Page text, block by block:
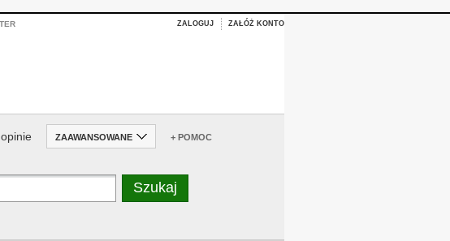
ZALOGUJ ZAŁÓŻ KONTO
ZAAWANSOWANE + POMOC